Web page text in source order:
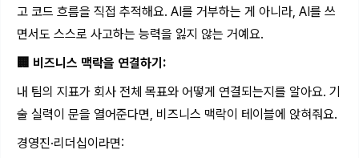
고 코드 흐름을 직접 추적해요. AI를 거부하는 게 아니라, AI를 쓰
면서도 스스로 사고하는 능력을 잃지 않는 거예요.
🏢 비즈니스 맥락을 연결하기:
내 팀의 지표가 회사 전체 목표와 어떻게 연결되는지를 알아요. 기
술 실력이 문을 열어준다면, 비즈니스 맥락이 테이블에 앉혀줘요.
경영진·리더십이라면: